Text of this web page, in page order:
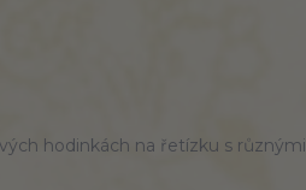
hodinkách na řetízku s různými